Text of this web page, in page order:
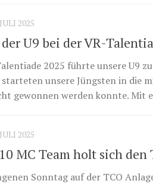
2025
U9 bei der VR-
2025 führte unsere U9
unsere Jüngsten in die
gewonnen werden konnte. Mit
2025
MC Team holt sich
Sonntag auf der TCO